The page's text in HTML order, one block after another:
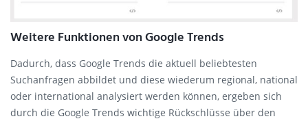
Weitere Funktionen von Google Trends
Dadurch, dass Google Trends die aktuell beliebtesten
Suchanfragen abbildet und diese wiederum regional, national
oder international analysiert werden können, ergeben sich
durch die Google Trends wichtige Rückschlüsse über den